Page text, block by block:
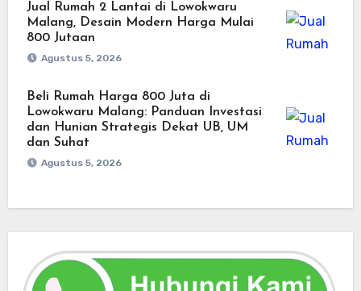
Jual Rumah 2 Lantai di Lowokwaru
Malang, Desain Modern Harga Mulai
800 Jutaan
Agustus 5, 2026
Beli Rumah Harga 800 Juta di
Lowokwaru Malang: Panduan Investasi
dan Hunian Strategis Dekat UB, UM
dan Suhat
Agustus 5, 2026